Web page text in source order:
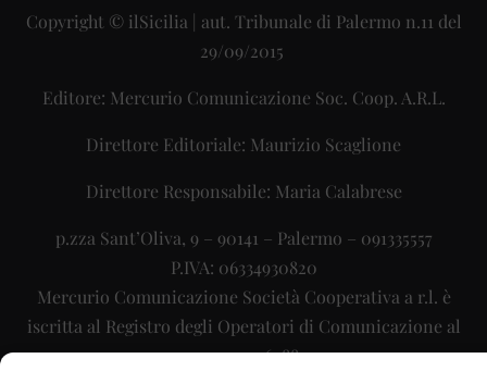
Copyright © ilSicilia | aut. Tribunale di Palermo n.11 del
29/09/2015
Editore: Mercurio Comunicazione Soc. Coop. A.R.L.
Direttore Editoriale: Maurizio Scaglione
Direttore Responsabile: Maria Calabrese
p.zza Sant’Oliva, 9 – 90141 – Palermo – 091335557
P.IVA: 06334930820
Mercurio Comunicazione Società Cooperativa a r.l. è
iscritta al Registro degli Operatori di Comunicazione al
numero 26988